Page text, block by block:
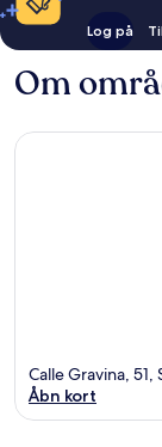
Log på
Om
Calle Gravina, 51,
Åbn kort